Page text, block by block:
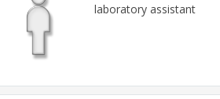
laboratory assistant